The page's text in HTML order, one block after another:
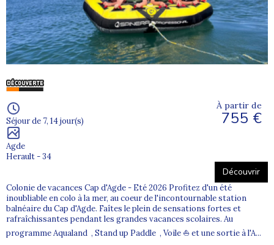
Séjour de 7, 14 jour(s)
Agde
Herault - 34
À partir de
755 €
Découvrir
Colonie de vacances Cap d'Agde - Eté 2026 Profitez d'un été
inoubliable en colo à la mer, au coeur de l'incontournable station
balnéaire du Cap d'Agde. Faîtes le plein de sensations fortes et
rafraîchissantes pendant les grandes vacances scolaires. Au
programme Aqualand , Stand up Paddle , Voile ⛵ et une sortie à l'A...